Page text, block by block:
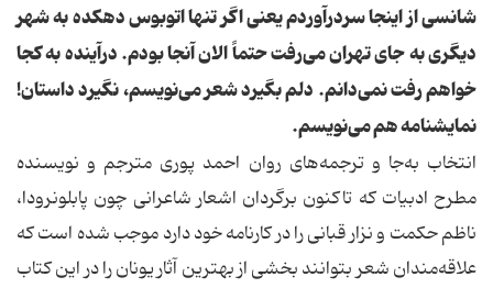
شانسی از اینجا سردرآوردم یعنی اگر تنها اتوبوس دهکده به شهر
دیگری به جای تهران می‌رفت حتماً الان آنجا بودم. درآینده به کجا
خواهم رفت نمی‌دانم. دلم بگیرد شعر می‌نویسم، نگیرد داستان!
نمایشنامه‌ هم می‌نویسم.
انتخاب به‌جا و ترجمه‌های روان احمد پوری مترجم و نویسنده
مطرح ادبیات که تاکنون برگردان اشعار شاعرانی چون پابلونرودا،
ناظم حکمت و نزار قبانی را در کارنامه خود دارد موجب شده است که
علاقه‌مندان شعر بتوانند بخشی از بهترین آثار یونان را در این کتاب